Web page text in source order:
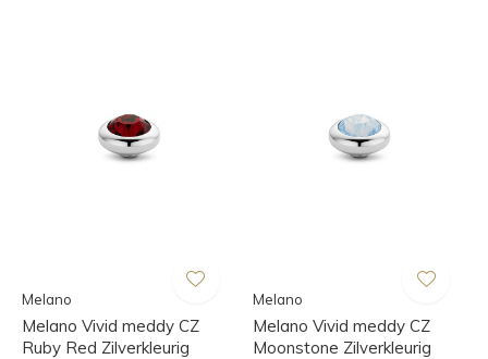
Melano
Melano Vivid meddy CZ
Ruby Red Zilverkleurig
Melano
Melano Vivid meddy CZ
Moonstone Zilverkleurig